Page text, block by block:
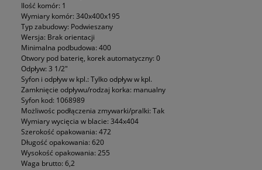
Ilość komór: 1
Wymiary komór: 340x400x195
Typ zabudowy: Podwieszany
Wersja: Brak orientacji
Minimalna podbudowa: 400
Otwory pod baterię, korek automatyczny: 0
Odpływ: 3 1/2"
Syfon i odpływ w kpl.: Tylko odpływ w kpl.
Zamknięcie odpływu/rodzaj korka: manualny
Syfon kod: 1068989
Możliwośc podłączenia zmywarki/pralki: Tak
Wymiary wycięcia w blacie: 344x404
Szerokość opakowania: 472
Długość opakowania: 620
Wysokość opakowania: 255
Waga brutto: 6,2